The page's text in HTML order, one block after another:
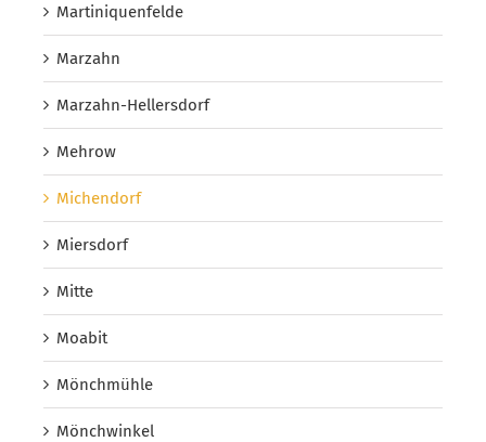
Martiniquenfelde
Marzahn
Marzahn-Hellersdorf
Mehrow
Michendorf
Miersdorf
Mitte
Moabit
Mönchmühle
Mönchwinkel